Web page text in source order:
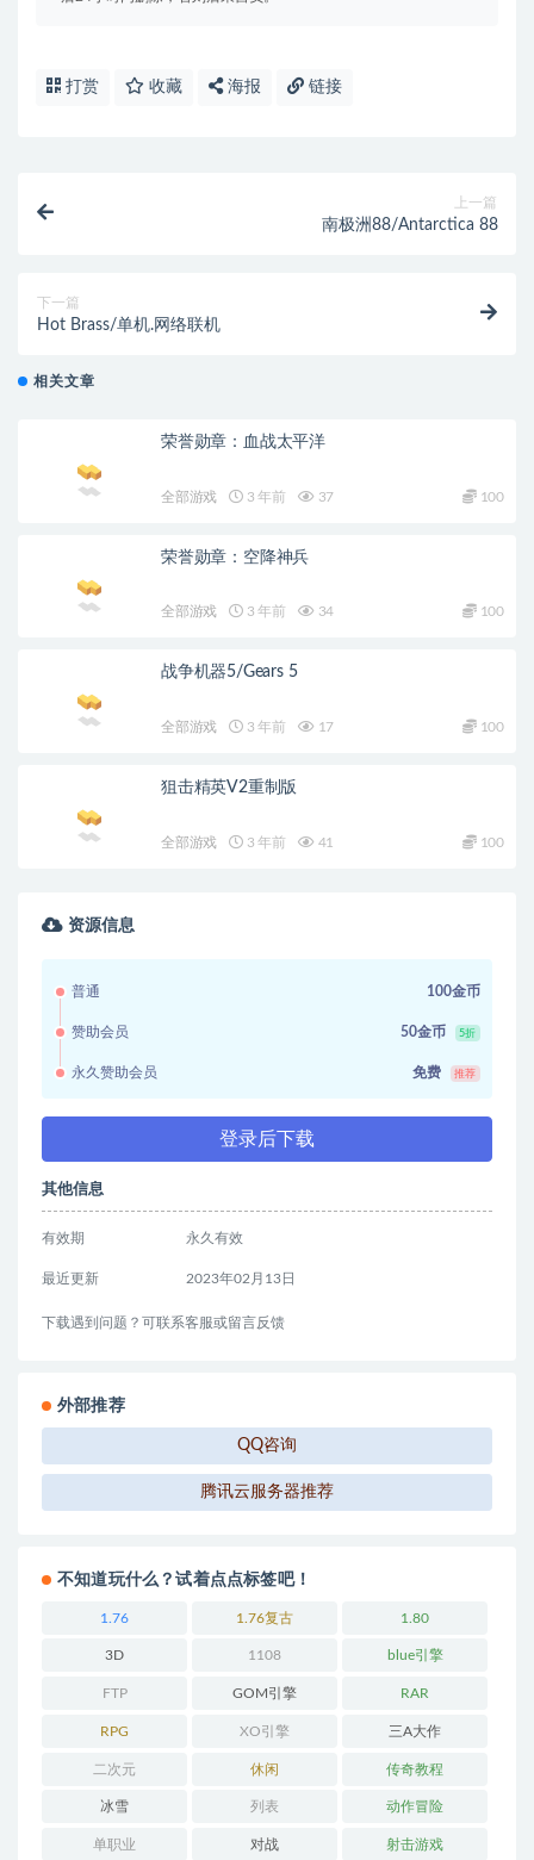
打赏 收藏 海报 链接
上一篇
南极洲88/Antarctica 88
下一篇
Hot Brass/单机.网络联机
相关文章
荣誉勋章：血战太平洋
全部游戏 3 年前 37 100
荣誉勋章：空降神兵
全部游戏 3 年前 34 100
战争机器5/Gears 5
全部游戏 3 年前 17 100
狙击精英V2重制版
全部游戏 3 年前 41 100
资源信息
普通 100金币
赞助会员 50金币 5折
永久赞助会员 免费 推荐
登录后下载
其他信息
有效期 永久有效
最近更新 2023年02月13日
下载遇到问题？可联系客服或留言反馈
外部推荐
QQ咨询
腾讯云服务器推荐
不知道玩什么？试着点点标签吧！
1.76 1.76复古 1.80
3D 1108 blue引擎
FTP GOM引擎 RAR
RPG XO引擎 三A大作
二次元 休闲 传奇教程
冰雪 列表 动作冒险
单职业 对战 射击游戏